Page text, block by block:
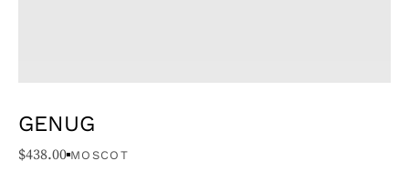
GENUG
$438.00 MOSCOT